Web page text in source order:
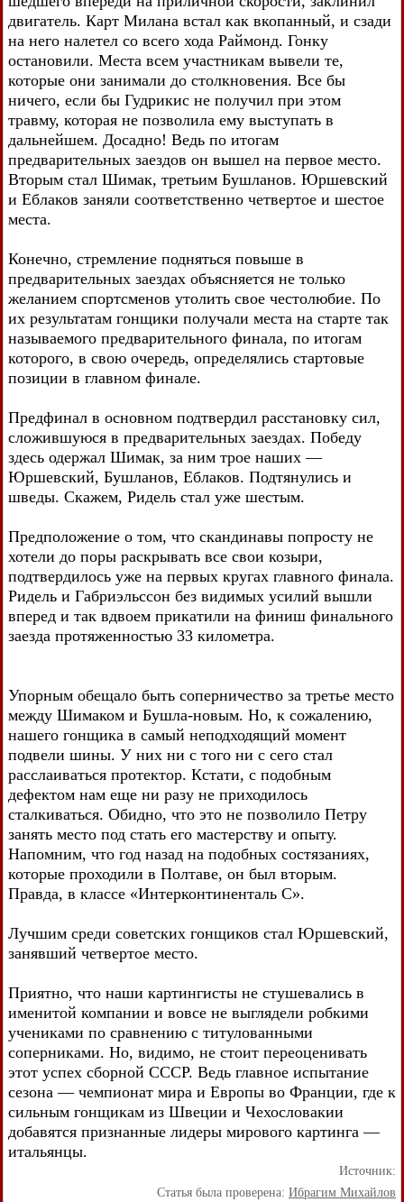
двигатель. Карт Милана встал как вкопанный, и сзади
на него налетел со всего хода Раймонд. Гонку
остановили. Места всем участникам вывели те,
которые они занимали до столкновения. Все бы
ничего, если бы Гудрикис не получил при этом
травму, которая не позволила ему выступать в
дальнейшем. Досадно! Ведь по итогам
предварительных заездов он вышел на первое место.
Вторым стал Шимак, третьим Бушланов. Юршевский
и Еблаков заняли соответственно четвертое и шестое
места.
Конечно, стремление подняться повыше в
предварительных заездах объясняется не только
желанием спортсменов утолить свое честолюбие. По
их результатам гонщики получали места на старте так
называемого предварительного финала, по итогам
которого, в свою очередь, определялись стартовые
позиции в главном финале.
Предфинал в основном подтвердил расстановку сил,
сложившуюся в предварительных заездах. Победу
здесь одержал Шимак, за ним трое наших —
Юршевский, Бушланов, Еблаков. Подтянулись и
шведы. Скажем, Ридель стал уже шестым.
Предположение о том, что скандинавы попросту не
хотели до поры раскрывать все свои козыри,
подтвердилось уже на первых кругах главного финала.
Ридель и Габриэльссон без видимых усилий вышли
вперед и так вдвоем прикатили на финиш финального
заезда протяженностью 33 километра.
Упорным обещало быть соперничество за третье место
между Шимаком и Бушла-новым. Но, к сожалению,
нашего гонщика в самый неподходящий момент
подвели шины. У них ни с того ни с сего стал
расслаиваться протектор. Кстати, с подобным
дефектом нам еще ни разу не приходилось
сталкиваться. Обидно, что это не позволило Петру
занять место под стать его мастерству и опыту.
Напомним, что год назад на подобных состязаниях,
которые проходили в Полтаве, он был вторым.
Правда, в классе «Интерконтиненталь С».
Лучшим среди советских гонщиков стал Юршевский,
занявший четвертое место.
Приятно, что наши картингисты не стушевались в
именитой компании и вовсе не выглядели робкими
учениками по сравнению с титулованными
соперниками. Но, видимо, не стоит переоценивать
этот успех сборной СССР. Ведь главное испытание
сезона — чемпионат мира и Европы во Франции, где к
сильным гонщикам из Швеции и Чехословакии
добавятся признанные лидеры мирового картинга —
итальянцы.
Источник:
Статья была проверена: Ибрагим Михайлов